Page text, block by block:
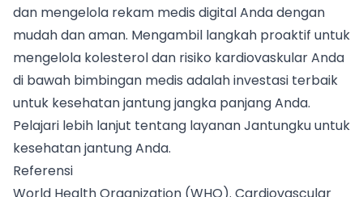
dan mengelola rekam medis digital Anda dengan
mudah dan aman. Mengambil langkah proaktif untuk
mengelola kolesterol dan risiko kardiovaskular Anda
di bawah bimbingan medis adalah investasi terbaik
untuk kesehatan jantung jangka panjang Anda.
Pelajari lebih lanjut tentang layanan Jantungku untuk
kesehatan jantung Anda.
Referensi